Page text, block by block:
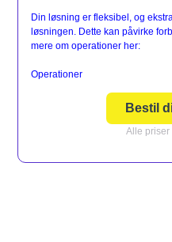
Din løsning er fleksibel, og
løsningen. Dette kan påvirke
mere om operationer her:
Operationer
Bestil
Alle priser